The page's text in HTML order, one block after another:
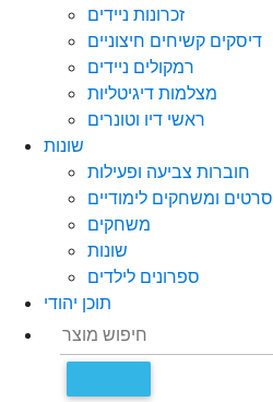
זכרונות ניידים
דיסקים קשיחים חיצוניים
רמקולים ניידים
מצלמות דיגיטליות
ראשי דיו וטונרים
שונות
חוברות צביעה ופעילות
סרטים ומשחקים לימודיים
משחקים
שונות
ספרונים לילדים
תוכן יהודי